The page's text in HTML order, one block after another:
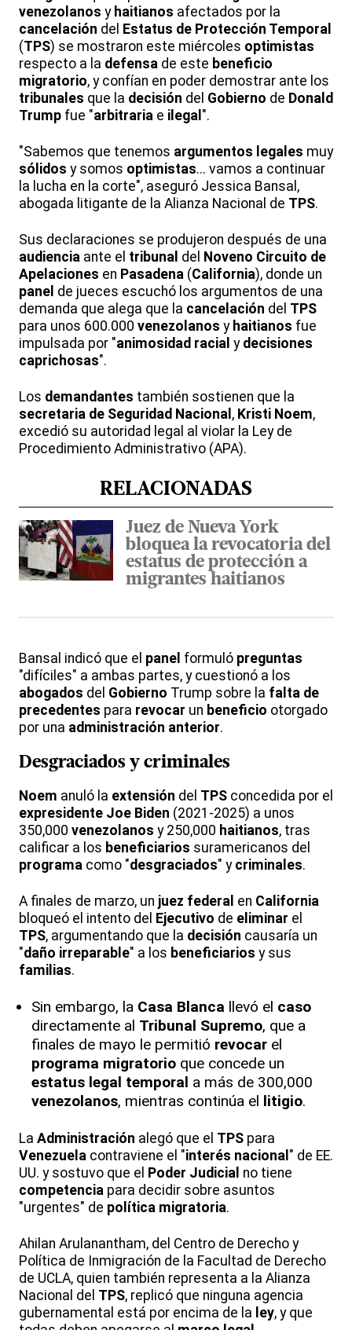
venezolanos y haitianos afectados por la
cancelación del Estatus de Protección Temporal
(TPS) se mostraron este miércoles optimistas
respecto a la defensa de este beneficio
migratorio, y confían en poder demostrar ante los
tribunales que la decisión del Gobierno de Donald
Trump fue "arbitraria e ilegal ".
"Sabemos que tenemos argumentos legales muy
sólidos y somos optimistas... vamos a continuar
la lucha en la corte", aseguró Jessica Bansal,
abogada litigante de la Alianza Nacional de TPS.
Sus declaraciones se produjeron después de una
audiencia ante el tribunal del Noveno Circuito de
Apelaciones en Pasadena (California), donde un
panel de jueces escuchó los argumentos de una
demanda que alega que la cancelación del TPS
para unos 600.000 venezolanos y haitianos fue
impulsada por "animosidad racial y decisiones
caprichosas".
Los demandantes también sostienen que la
secretaria de Seguridad Nacional , Kristi Noem,
excedió su autoridad legal al violar la Ley de
Procedimiento Administrativo (APA).
RELACIONADAS
Juez de Nueva York
bloquea la revocatoria del
estatus de protección a
migrantes haitianos
Bansal indicó que el panel formuló preguntas
"difíciles" a ambas partes, y cuestionó a los
abogados del Gobierno Trump sobre la falta de
precedentes para revocar un beneficio otorgado
por una administración anterior.
Desgraciados y criminales
Noem anuló la extensión del TPS concedida por el
expresidente Joe Biden (2021-2025) a unos
350,000 venezolanos y 250,000 haitianos, tras
calificar a los beneficiarios suramericanos del
programa como "desgraciados" y criminales.
A finales de marzo, un juez federal en California
bloqueó el intento del Ejecutivo de eliminar el
TPS, argumentando que la decisión causaría un
"daño irreparable" a los beneficiarios y sus
familias.
Sin embargo, la Casa Blanca llevó el caso
directamente al Tribunal Supremo, que a
finales de mayo le permitió revocar el
programa migratorio que concede un
estatus legal temporal a más de 300,000
venezolanos, mientras continúa el litigio.
La Administración alegó que el TPS para
Venezuela contraviene el "interés nacional " de EE.
UU. y sostuvo que el Poder Judicial no tiene
competencia para decidir sobre asuntos
"urgentes" de política migratoria.
Ahilan Arulanantham, del Centro de Derecho y
Política de Inmigración de la Facultad de Derecho
de UCLA, quien también representa a la Alianza
Nacional del TPS, replicó que ninguna agencia
gubernamental está por encima de la ley, y que